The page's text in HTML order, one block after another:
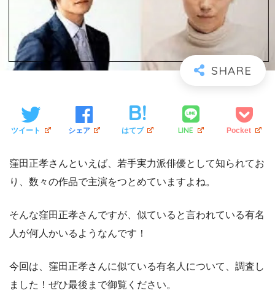
ツイート シェア はてブ LINE Pocket
窪田正孝さんといえば、若手実力派俳優として知られてお
り、数々の作品で主演をつとめていますよね。
そんな窪田正孝さんですが、似ていると言われている有名
人が何人かいるようなんです！
今回は、窪田正孝さんに似ている有名人について、調査し
ました！ぜひ最後まで御覧ください。